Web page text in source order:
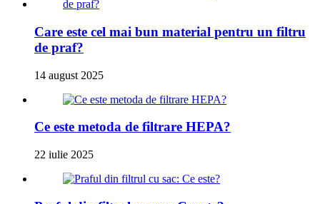
Care este cel mai bun material pentru un filtru
de praf?
14 august 2025
Ce este metoda de filtrare HEPA?
22 iulie 2025